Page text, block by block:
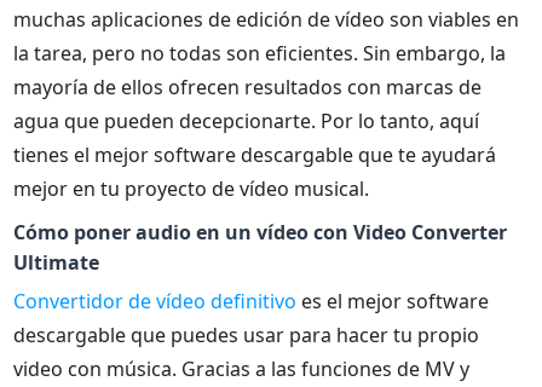
muchas aplicaciones de edición de vídeo son viables en
la tarea, pero no todas son eficientes. Sin embargo, la
mayoría de ellos ofrecen resultados con marcas de
agua que pueden decepcionarte. Por lo tanto, aquí
tienes el mejor software descargable que te ayudará
mejor en tu proyecto de vídeo musical.
Cómo poner audio en un vídeo con Video Converter
Ultimate
Convertidor de vídeo definitivo es el mejor software
descargable que puedes usar para hacer tu propio
video con música. Gracias a las funciones de MV y